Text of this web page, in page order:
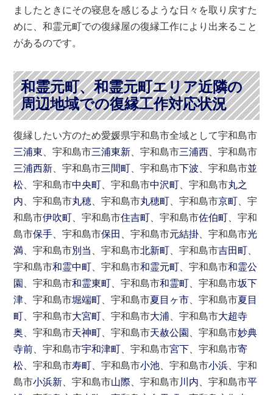
ましたときにその寝息を感じるような日々を取り戻すた
めに、和霊元町での復縁屋の復縁工作により出来ること
があるのです。
和霊元町、和霊元町エリア近隣の
周辺地域での復縁工作対応状況
復縁したい方のため愛媛県宇和島市全域として宇和島市
三浦東 、宇和島市三浦東新 、宇和島市三浦西 、宇和島市
三浦西新 、宇和島市三間町 、宇和島市下波 、宇和島市並
松 、宇和島市中央町 、宇和島市中沢町 、宇和島市丸之
内 、宇和島市丸穂 、宇和島市丸穂町 、宇和島市京町 、宇
和島市伊吹町 、宇和島市住吉町 、宇和島市佐伯町 、宇和
島市保手 、宇和島市保田 、宇和島市元結掛 、宇和島市光
満 、宇和島市別当 、宇和島市北新町 、宇和島市吉田町
宇和島市和霊中町 、宇和島市和霊元町 、宇和島市和霊公
園
、宇和島市和霊東町 、宇和島市和霊町 、宇和島市坂下
津 、宇和島市堀端町 、宇和島市夏目ヶ市 、宇和島市夏目
町 、宇和島市大宮町 、宇和島市大浦 、宇和島市大超寺
奥 、宇和島市天神町 、宇和島市天赦公園 、宇和島市妙典
寺前 、宇和島市宇和津町 、宇和島市宮下 、宇和島市寄
松 、宇和島市寿町 、宇和島市小池 、宇和島市小浜 、宇和
島市小浜新 、宇和島市山際 、宇和島市川内 、宇和島市平